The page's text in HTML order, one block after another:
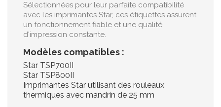
Sélectionnées pour leur parfaite compatibilité
avec les imprimantes Star, ces étiquettes assurent
un fonctionnement fiable et une qualité
d'impression constante.
Modèles compatibles :
Star TSP700II
Star TSP800II
Imprimantes Star utilisant des rouleaux
thermiques avec mandrin de 25 mm